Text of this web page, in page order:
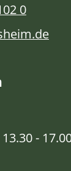
0
-